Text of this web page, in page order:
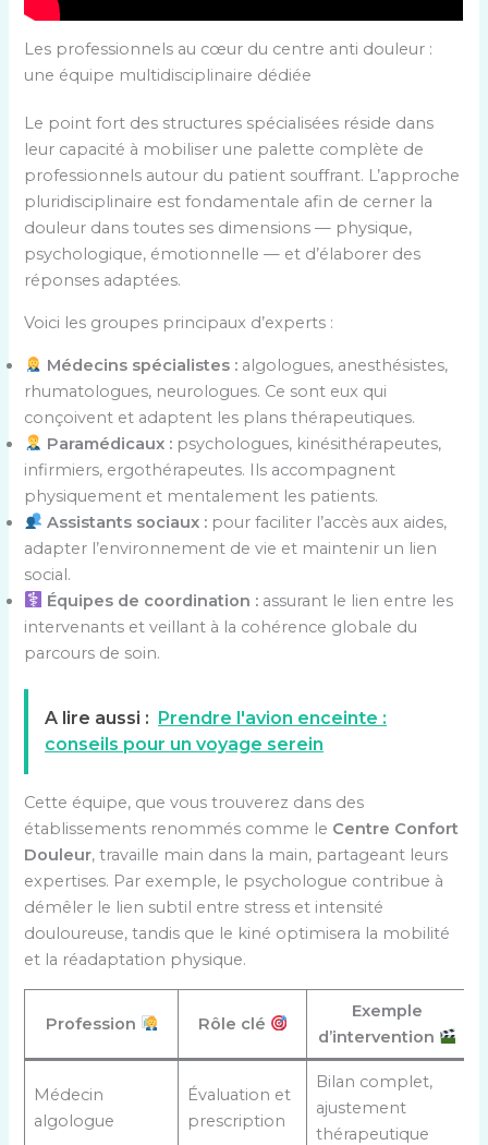
Les professionnels au cœur du centre anti douleur :
une équipe multidisciplinaire dédiée
Le point fort des structures spécialisées réside dans
leur capacité à mobiliser une palette complète de
professionnels autour du patient souffrant. L’approche
pluridisciplinaire est fondamentale afin de cerner la
douleur dans toutes ses dimensions — physique,
psychologique, émotionnelle — et d’élaborer des
réponses adaptées.
Voici les groupes principaux d’experts :
Médecins spécialistes : algologues, anesthésistes,
rhumatologues, neurologues. Ce sont eux qui
conçoivent et adaptent les plans thérapeutiques.
Paramédicaux : psychologues, kinésithérapeutes,
infirmiers, ergothérapeutes. Ils accompagnent
physiquement et mentalement les patients.
Assistants sociaux : pour faciliter l’accès aux aides,
adapter l’environnement de vie et maintenir un lien
social.
Équipes de coordination : assurant le lien entre les
intervenants et veillant à la cohérence globale du
parcours de soin.
A lire aussi : Prendre l'avion enceinte :
conseils pour un voyage serein
Cette équipe, que vous trouverez dans des
établissements renommés comme le Centre Confort
Douleur, travaille main dans la main, partageant leurs
expertises. Par exemple, le psychologue contribue à
démêler le lien subtil entre stress et intensité
douloureuse, tandis que le kiné optimisera la mobilité
et la réadaptation physique.
Profession Rôle clé
Exemple
d’intervention
Médecin
algologue
Évaluation et
prescription
Bilan complet,
ajustement
thérapeutique